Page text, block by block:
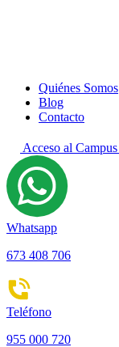
Quiénes Somos
Blog
Contacto
Acceso al Campus
Whatsapp
673 408 706
Teléfono
955 000 720